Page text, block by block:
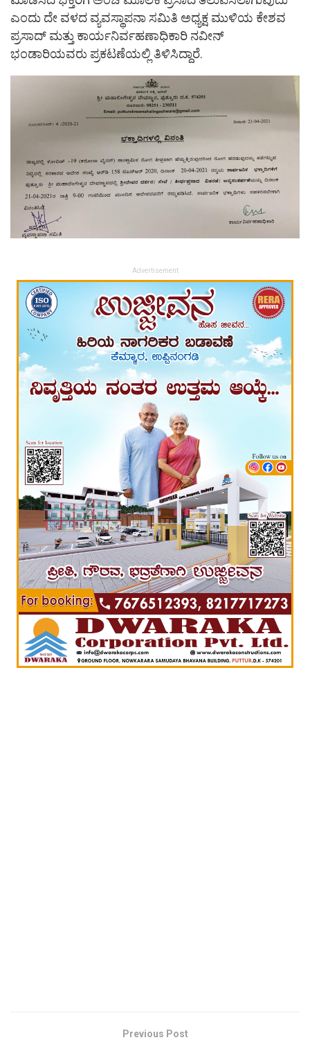
ಎಂದು ದೇ ವಳದ ವ್ಯವಸ್ಥಾಪನಾ ಸಮಿತಿ ಅಧ್ಯಕ್ಷ ಮುಳಿಯ ಕೇಶವ
ಪ್ರಸಾದ್ ಮತ್ತು ಕಾರ್ಯನಿರ್ವಹಣಾಧಿಕಾರಿ ನವೀನ್
ಭಂಡಾರಿಯವರು ಪ್ರಕಟಣೆಯಲ್ಲಿ ತಿಳಿಸಿದ್ದಾರೆ.
Advertisement
Previous Post